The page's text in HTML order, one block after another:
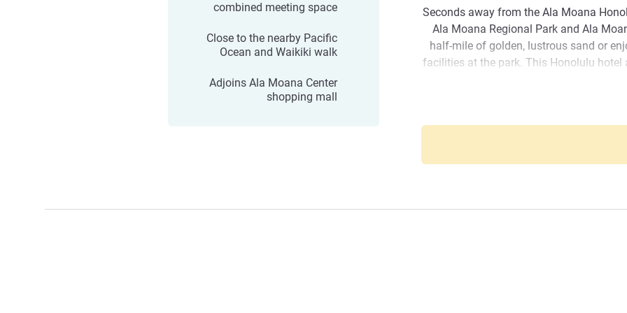
Seconds away from the Ala Moana
Ala Moana Regional Park and Ala
half-mile of golden, lustrous sand or
facilities at the park. This Honolulu hotel
stores, boutiques, and dining. Shop
Ala Moana Hotel by Mantra also
Savor a variety of dining
combined meeting space
Close to the nearby Pacific
Ocean and Waikiki walk
Adjoins Ala Moana Center
shopping mall